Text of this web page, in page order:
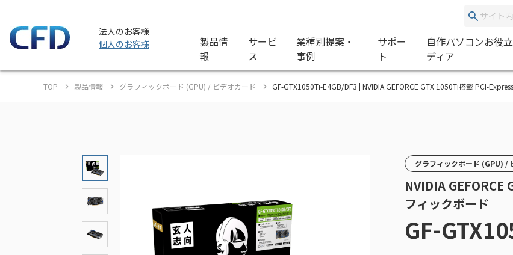
法人のお客様
個人のお客様
製品情
報
サービ
ス
業種別提案・
事例
サポー
ト
自作パソコンお役
ディア
TOP 製品情報 グラフィックボード (GPU) / ビデオカード GF-GTX1050Ti-E4GB/DF3 | NVIDIA GEFORCE GTX 1050Ti搭載 PCI-
グラフィックボード (GPU) /
NVIDIA
フィックボード
GF-